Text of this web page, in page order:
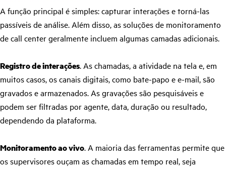
A função principal é simples: capturar interações e torná-las
passíveis de análise. Além disso, as soluções de monitoramento
de call center geralmente incluem algumas camadas adicionais.
Registro de interações. As chamadas, a atividade na tela e, em
muitos casos, os canais digitais, como bate-papo e e-mail, são
gravados e armazenados. As gravações são pesquisáveis e
podem ser filtradas por agente, data, duração ou resultado,
dependendo da plataforma.
Monitoramento ao vivo. A maioria das ferramentas permite que
os supervisores ouçam as chamadas em tempo real, seja